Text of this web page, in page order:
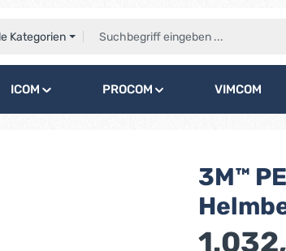
Kategorien
ICOM PROCOM VIMCOM
3M™